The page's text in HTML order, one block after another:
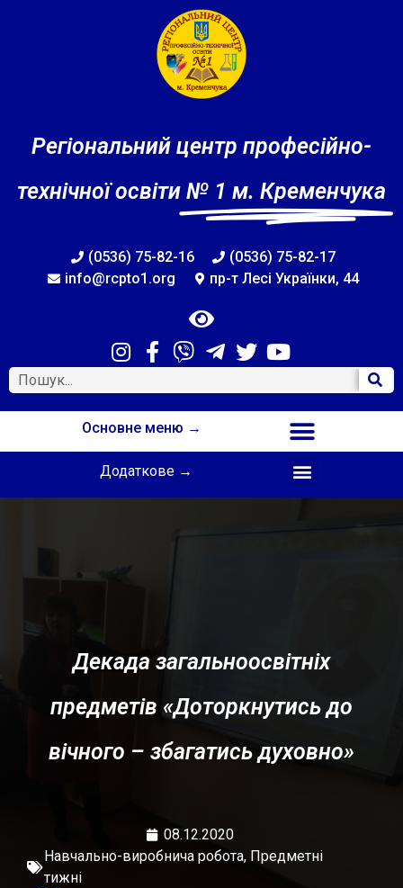
Регіональний центр професійно-
технічної освіти № 1 м. Кременчука
(0536) 75-82-16
(0536) 75-82-17
info@rcpto1.org
пр-т Лесі Українки, 44
Основне меню →
Додаткове →
Декада загальноосвітніх
предметів «Доторкнутись до
вічного – збагатись духовно»
08.12.2020
Навчально-виробнича робота, Предметні
тижні